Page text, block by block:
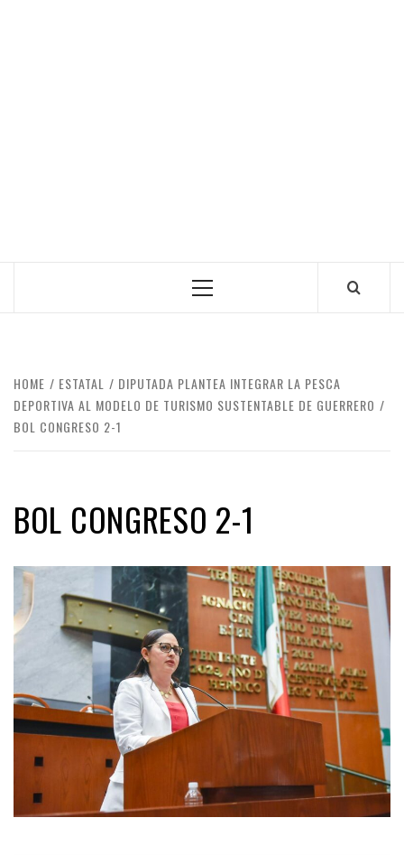
Primary
HOME ESTATAL
DIPUTADA PLANTEA INTEGRAR LA PESCA
DEPORTIVA AL MODELO DE TURISMO SUSTENTABLE DE GUERRERO
BOL CONGRESO 2-1
BOL CONGRESO 2-1